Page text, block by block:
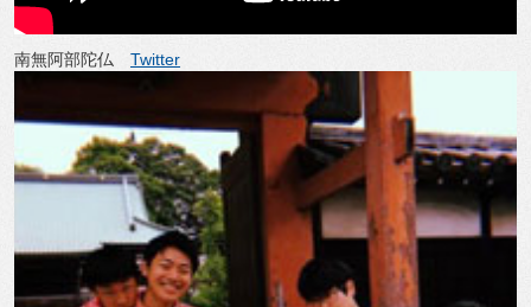
南無阿部陀仏 Twitter